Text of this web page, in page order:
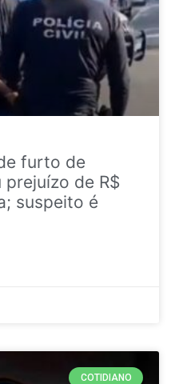
furto de
de R$
suspeito é
COTIDIANO